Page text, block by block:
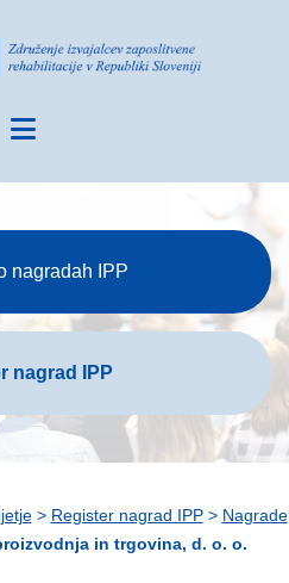
nagradah IPP
nagrad IPP
> Register nagrad IPP> Nagrade
in trgovina, d. o. o.